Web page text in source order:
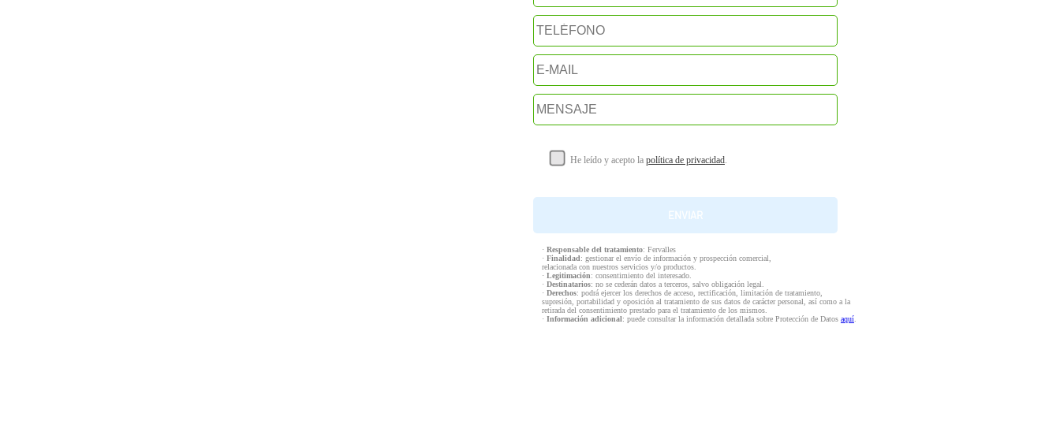
He leído y acepto la política de privacidad.
· Responsable del tratamiento: Fervalles
· Finalidad: gestionar el envío de información y prospección comercial,
relacionada con nuestros servicios y/o productos.
· Legitimación: consentimiento del interesado.
· Destinatarios: no se cederán datos a terceros, salvo obligación legal.
· Derechos: podrá ejercer los derechos de acceso, rectificación, limitación de tratamiento,
supresión, portabilidad y oposición al tratamiento de sus datos de carácter personal, así como a la
retirada del consentimiento prestado para el tratamiento de los mismos.
· Información adicional: puede consultar la información detallada sobre Protección de Datos aquí.